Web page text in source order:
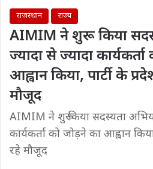
राजस्थान राज्य
AIMIM ने शुरू किया
ज्यादा से ज्यादा
आह्वान किया, पार्टी के
मौजूद
AIMIM ने शुरू किया सदस्यता
कार्यकर्ता को जोड़ने का आह्वान
रहे मौजूद